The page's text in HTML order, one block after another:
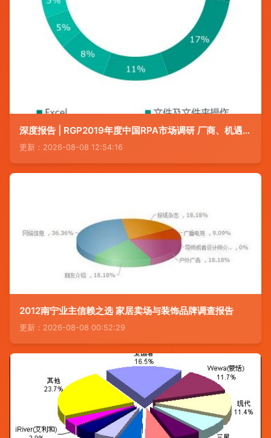
深度报告 | RGP2019年度中国RPA市场调研 厂商、机遇、规模、上升空间、市场反馈
更新：2026-08-08 12:54:16
2012南宁业主信赖之选 家居卖场与装饰品牌调查报告
更新：2026-08-08 00:52:29